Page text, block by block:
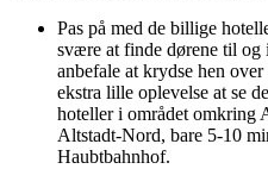
Pas på med de billige
svære at finde dørene til
anbefale at krydse hen
ekstra lille oplevelse at se
hoteller i området omkring
Altstadt-Nord, bare 5-10
Haubtbahnhof.